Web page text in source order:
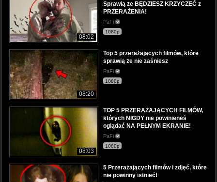
08:02
Sprawią że BĘDZIESZ KRZYCZEĆ z
PRZERAŻENIA!
PaFi
1080p
08:20
Top 5 przerażających filmów, które
sprawią że nie zaśniesz
PaFi
1080p
08:03
TOP 5 PRZERAŻAJĄCYCH FILMÓW,
których NIGDY nie powinieneś
oglądać NA PEŁNYM EKRANIE!
PaFi
1080p
5 Przerażających filmów i zdjęć, które
nie powinny istnieć!